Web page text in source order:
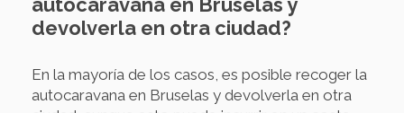
devolverla en otra ciudad?
En la mayoría de los casos, es posible recoger la
autocaravana en Bruselas y devolverla en otra